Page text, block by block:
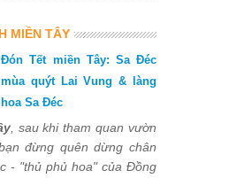
MIỀN TÂY
Đón Tết miền Tây: Sa Đéc
mùa quýt Lai Vung & làng
hoa Sa Đéc
, sau khi tham quan vườn
đừng quên dừng chân
- "thủ phủ hoa" của Đồng